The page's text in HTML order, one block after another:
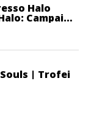
Halo
Campaign
Souls | Trofei